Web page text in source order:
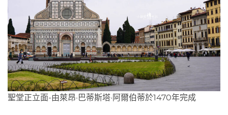
聖堂正立面-由萊昂·巴蒂斯塔·阿爾伯蒂於1470年完成